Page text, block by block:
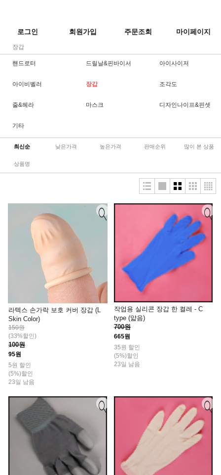
로그인 회원가입 주문조회 마이페이지
장갑
핸드로터 드릴날&핀바이서 아이사이저
아이비벨러 장갑 조각도
줄&헤라 마스크 디자인나이프&핀셋
기타
최신순 낮은가격 높은가격 판매순위 많이 본 상품
상품명
라텍스 손가락 보호 커버 장갑 (L
Skin Color)
150원
(33%할인)
100원
95원
5원 할인
(5%)할인
23일 남음
작업용 실리콘 장갑 한 켤레 - C
type (얇음)
700원
665원
35원 할인
(5%)할인
23일 남음